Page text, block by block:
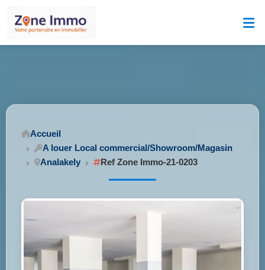
Accueil
A louer Local commercial/Showroom/Magasin
Analakely
Ref Zone Immo-21-0203